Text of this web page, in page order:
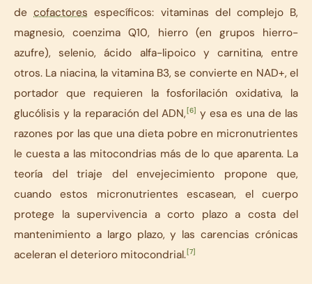
decofactores específicos: vitaminas del complejo B,
magnesio, coenzima Q10, hierro (en grupos hierro-
azufre), selenio, ácido alfa-lipoico y carnitina, entre
otros. La niacina, la vitamina B3, se convierte en NAD+, el
portador que requieren la fosforilación oxidativa, la
glucólisis y la reparación del ADN,[6] y esa es una de las
razones por las que una dieta pobre en micronutrientes
le cuesta a las mitocondrias más de lo que aparenta. La
teoría del triaje del envejecimiento propone que,
cuando estos micronutrientes escasean, el cuerpo
protege la supervivencia a corto plazo a costa del
mantenimiento a largo plazo, y las carencias crónicas
aceleran el deterioro mitocondrial.[7]